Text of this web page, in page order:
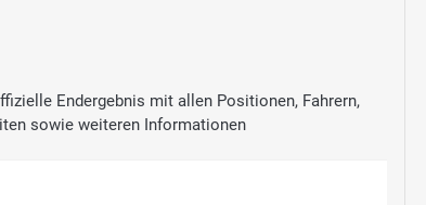
Endergebnis mit allen Positionen, Fahrern,
sowie weiteren Informationen